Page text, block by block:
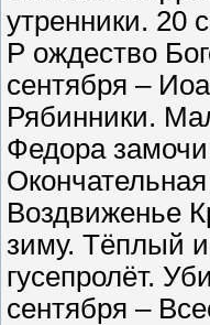
утренники. 20
Р ождество
сентября –
Рябинники.
Федора
Воздвиженье
зиму. Тёплый
гусепролёт.
сентября –